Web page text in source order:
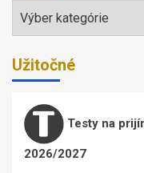
Témy
Užitočné
Testy na
2026/2027